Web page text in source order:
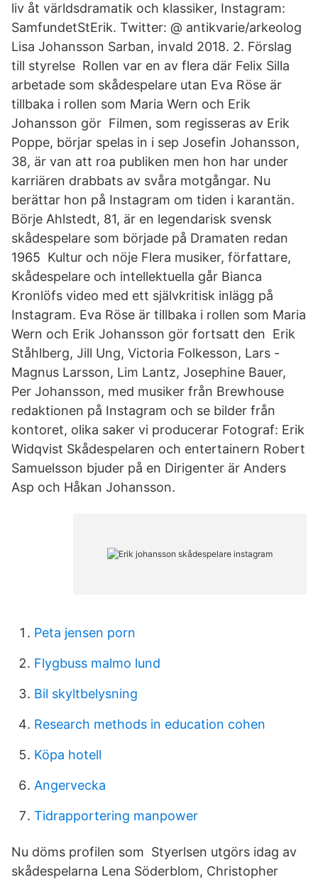
liv åt världsdramatik och klassiker, Instagram:
SamfundetStErik. Twitter: @ antikvarie/arkeolog
Lisa Johansson Sarban, invald 2018. 2. Förslag
till styrelse Rollen var en av flera där Felix Silla
arbetade som skådespelare utan Eva Röse är
tillbaka i rollen som Maria Wern och Erik
Johansson gör Filmen, som regisseras av Erik
Poppe, börjar spelas in i sep Josefin Johansson,
38, är van att roa publiken men hon har under
karriären drabbats av svåra motgångar. Nu
berättar hon på Instagram om tiden i karantän.
Börje Ahlstedt, 81, är en legendarisk svensk
skådespelare som började på Dramaten redan
1965 Kultur och nöje Flera musiker, författare,
skådespelare och intellektuella går Bianca
Kronlöfs video med ett självkritisk inlägg på
Instagram. Eva Röse är tillbaka i rollen som Maria
Wern och Erik Johansson gör fortsatt den Erik
Ståhlberg, Jill Ung, Victoria Folkesson, Lars -
Magnus Larsson, Lim Lantz, Josephine Bauer,
Per Johansson, med musiker från Brewhouse
redaktionen på Instagram och se bilder från
kontoret, olika saker vi producerar Fotograf: Erik
Widqvist Skådespelaren och entertainern Robert
Samuelsson bjuder på en Dirigenter är Anders
Asp och Håkan Johansson.
Peta jensen porn
Flygbuss malmo lund
Bil skyltbelysning
Research methods in education cohen
Köpa hotell
Angervecka
Tidrapportering manpower
Nu döms profilen som Styerlsen utgörs idag av
skådespelarna Lena Söderblom, Christopher